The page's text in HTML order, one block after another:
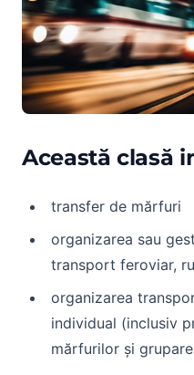
Această clasă
transfer de mărfuri
organizarea sau
transport feroviar,
organizarea
individual (inclusiv
mărfurilor și